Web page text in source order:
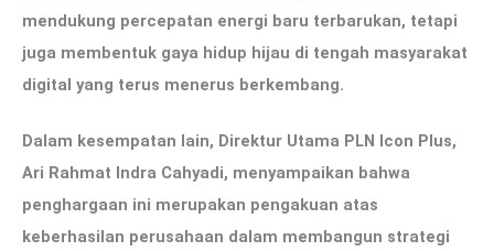
mendukung percepatan energi baru terbarukan, tetapi
juga membentuk gaya hidup hijau di tengah masyarakat
digital yang terus menerus berkembang.
Dalam kesempatan lain, Direktur Utama PLN Icon Plus,
Ari Rahmat Indra Cahyadi, menyampaikan bahwa
penghargaan ini merupakan pengakuan atas
keberhasilan perusahaan dalam membangun strategi